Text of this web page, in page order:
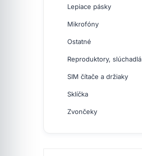
Lepiace pásky
Mikrofóny
Ostatné
Reproduktory, slúchadlá
SIM čítače a držiaky
Sklíčka
Zvončeky